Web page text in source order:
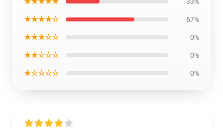
★★★★☆ 67%
★★★☆☆ 0%
★★☆☆☆ 0%
★☆☆☆☆ 0%